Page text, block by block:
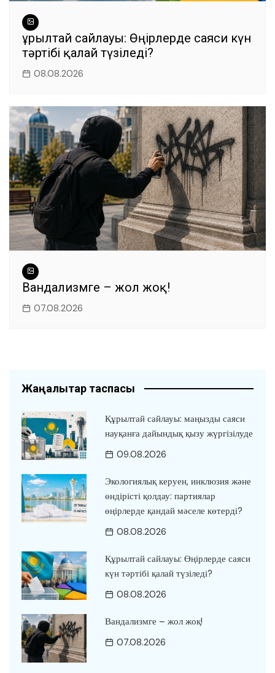
Құрылтай сайлауы: Өңірлерде саяси күн
тәртібі қалай түзіледі?
08.08.2026
Вандализмге – жол жоқ!
07.08.2026
Жаңалықтар таспасы
Құрылтай сайлауы: маңызды саяси
науқанға дайындық қызу жүргізілуде
09.08.2026
Экологиялық керуен, инклюзия және
өндірісті қолдау: партиялар
өңірлерде қандай мәселе көтерді?
08.08.2026
Құрылтай сайлауы: Өңірлерде саяси
күн тәртібі қалай түзіледі?
08.08.2026
Вандализмге – жол жоқ!
07.08.2026